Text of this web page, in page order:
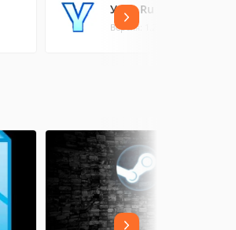
Утро.Ru
Версия: 1.25 (0.85 МБ)